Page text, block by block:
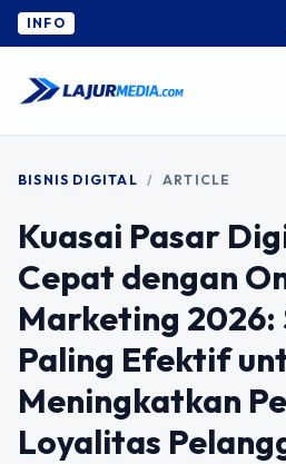
INFO
BISNIS DIGITAL / ARTICLE
Kuasai Pasar
Cepat dengan
Marketing
Paling Efektif
Meningkatkan
Loyalitas